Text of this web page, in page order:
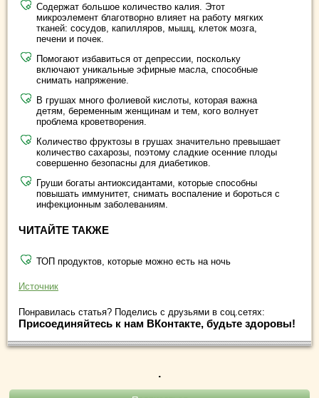
Содержат большое количество калия. Этот
микроэлемент благотворно влияет на работу мягких
тканей: сосудов, капилляров, мышц, клеток мозга,
печени и почек.
Помогают избавиться от депрессии, поскольку
включают уникальные эфирные масла, способные
снимать напряжение.
В грушах много фолиевой кислоты, которая важна
детям, беременным женщинам и тем, кого волнует
проблема кроветворения.
Количество фруктозы в грушах значительно превышает
количество сахарозы, поэтому сладкие осенние плоды
совершенно безопасны для диабетиков.
Груши богаты антиоксидантами, которые способны
повышать иммунитет, снимать воспаление и бороться с
инфекционным заболеваниям.
ЧИТАЙТЕ ТАКЖЕ
ТОП продуктов, которые можно есть на ночь
Источник
Понравилась статья? Поделись с друзьями в соц.сетях:
Присоединяйтесь к нам ВКонтакте, будьте здоровы!
.